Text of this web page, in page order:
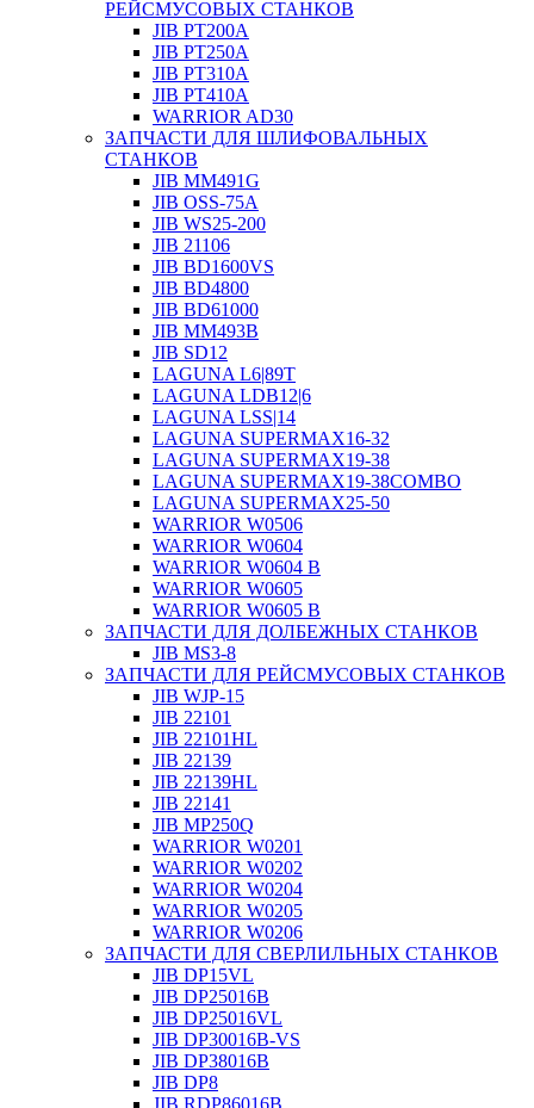
РЕЙСМУСОВЫХ СТАНКОВ
JIB PT200A
JIB PT250A
JIB PT310A
JIB PT410A
WARRIOR AD30
ЗАПЧАСТИ ДЛЯ ШЛИФОВАЛЬНЫХ
СТАНКОВ
JIB MM491G
JIB OSS-75A
JIB WS25-200
JIB 21106
JIB BD1600VS
JIB BD4800
JIB BD61000
JIB MM493B
JIB SD12
LAGUNA L6|89T
LAGUNA LDB12|6
LAGUNA LSS|14
LAGUNA SUPERMAX16-32
LAGUNA SUPERMAX19-38
LAGUNA SUPERMAX19-38COMBO
LAGUNA SUPERMAX25-50
WARRIOR W0506
WARRIOR W0604
WARRIOR W0604 B
WARRIOR W0605
WARRIOR W0605 B
ЗАПЧАСТИ ДЛЯ ДОЛБЕЖНЫХ СТАНКОВ
JIB MS3-8
ЗАПЧАСТИ ДЛЯ РЕЙСМУСОВЫХ СТАНКОВ
JIB WJP-15
JIB 22101
JIB 22101HL
JIB 22139
JIB 22139HL
JIB 22141
JIB MP250Q
WARRIOR W0201
WARRIOR W0202
WARRIOR W0204
WARRIOR W0205
WARRIOR W0206
ЗАПЧАСТИ ДЛЯ СВЕРЛИЛЬНЫХ СТАНКОВ
JIB DP15VL
JIB DP25016B
JIB DP25016VL
JIB DP30016B-VS
JIB DP38016B
JIB DP8
JIB RDP86016B